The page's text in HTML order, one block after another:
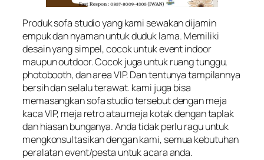
Produk sofa studio yang kami sewakan dijamin
empuk dan nyaman untuk duduk lama. Memiliki
desain yang simpel, cocok untuk event indoor
maupun outdoor. Cocok juga untuk ruang tunggu,
photobooth, dan area VIP. Dan tentunya tampilannya
bersih dan selalu terawat. kami juga bisa
memasangkan sofa studio tersebut dengan meja
kaca VIP, meja retro atau meja kotak dengan taplak
dan hiasan bunganya. Anda tidak perlu ragu untuk
mengkonsultasikan dengan kami, semua kebutuhan
peralatan event/pesta untuk acara anda.